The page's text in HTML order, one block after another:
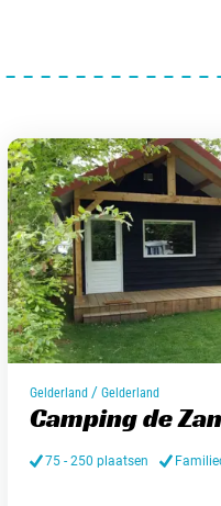
Gelderland/ Gelderland
Camping de
75 - 250 plaatsen